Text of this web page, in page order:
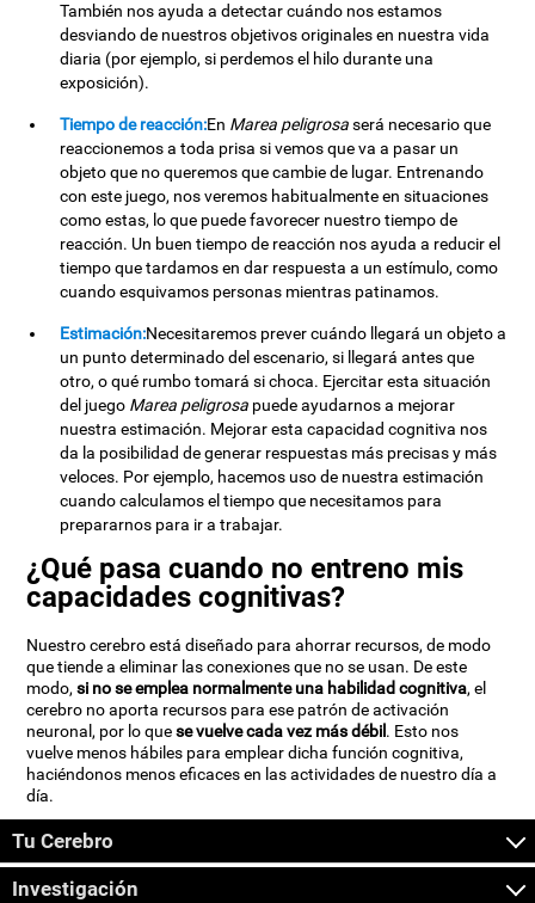
También nos ayuda a detectar cuándo nos estamos
desviando de nuestros objetivos originales en nuestra vida
diaria (por ejemplo, si perdemos el hilo durante una
exposición).
Tiempo de reacción:En Marea peligrosaserá necesario que
reaccionemos a toda prisa si vemos que va a pasar un
objeto que no queremos que cambie de lugar. Entrenando
con este juego, nos veremos habitualmente en situaciones
como estas, lo que puede favorecer nuestro tiempo de
reacción. Un buen tiempo de reacción nos ayuda a reducir el
tiempo que tardamos en dar respuesta a un estímulo, como
cuando esquivamos personas mientras patinamos.
Estimación:Necesitaremos prever cuándo llegará un objeto a
un punto determinado del escenario, si llegará antes que
otro, o qué rumbo tomará si choca. Ejercitar esta situación
del juego Marea peligrosa puede ayudarnos a mejorar
nuestra estimación. Mejorar esta capacidad cognitiva nos
da la posibilidad de generar respuestas más precisas y más
veloces. Por ejemplo, hacemos uso de nuestra estimación
cuando calculamos el tiempo que necesitamos para
prepararnos para ir a trabajar.
¿Qué pasa cuando no entreno mis
capacidades cognitivas?
Nuestro cerebro está diseñado para ahorrar recursos, de modo
que tiende a eliminar las conexiones que no se usan. De este
modo,si no se emplea normalmente una habilidad cognitiva, el
cerebro no aporta recursos para ese patrón de activación
neuronal, por lo quese vuelve cada vez más débil . Esto nos
vuelve menos hábiles para emplear dicha función cognitiva,
haciéndonos menos eficaces en las actividades de nuestro día a
día.
Tu Cerebro
Investigación